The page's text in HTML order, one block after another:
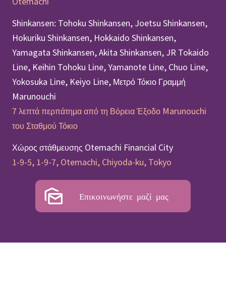
Shinkansen: Tohoku Shinkansen, Joetsu Shinkansen,
Hokuriku Shinkansen, Hokkaido Shinkansen,
Yamagata Shinkansen, Akita Shinkansen, JR Tokaido
Line, Keihin Tohoku Line, Yamanote Line, Chuo Line,
Yokosuka Line, Keiyo Line, Μετρό Τόκιο Γραμμή
Marunouchi
7 λεπτά περπάτημα από τη Βόρεια Έξοδο Marunouchi
του Σταθμού Τόκιο
Χώρος στάθμευσης Otemachi Financial City
1-9-5, 1-9-7, Otemachi, Chiyoda-ku, Tokyo
Επικοινωνήστε μαζί μας